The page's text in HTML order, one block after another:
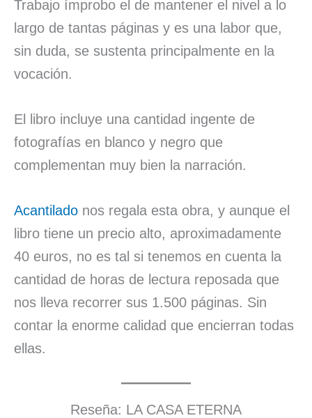
Trabajo ímprobo el de mantener el nivel a lo
largo de tantas páginas y es una labor que,
sin duda, se sustenta principalmente en la
vocación.
El libro incluye una cantidad ingente de
fotografías en blanco y negro que
complementan muy bien la narración.
Acantilado nos regala esta obra, y aunque el
libro tiene un precio alto, aproximadamente
40 euros, no es tal si tenemos en cuenta la
cantidad de horas de lectura reposada que
nos lleva recorrer sus 1.500 páginas. Sin
contar la enorme calidad que encierran todas
ellas.
Reseña: LA CASA ETERNA